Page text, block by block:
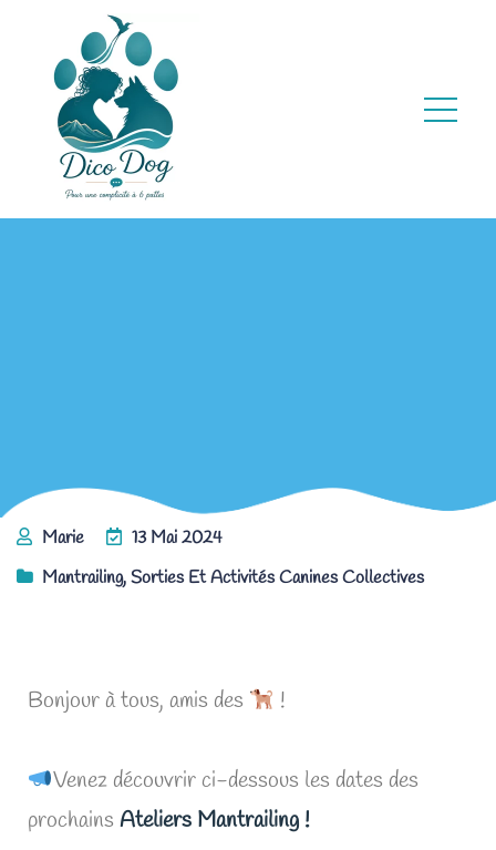
Marie
13 Mai 2024
Mantrailing,Sorties Et Activités Canines Collectives
Bonjour à tous, amis des !
Venez découvrir ci-dessous les dates des
prochains Ateliers Mantrailing !